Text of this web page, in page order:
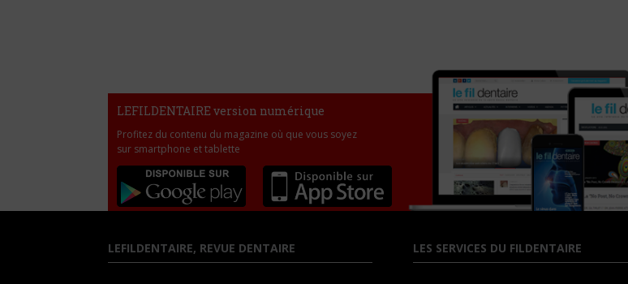
LEFILDENTAIRE version numérique
Profitez du contenu du magazine où que vous soyez
sur smartphone et tablette
LEFILDENTAIRE, REVUE DENTAIRE LES SERVICES DU FILDENTAIRE